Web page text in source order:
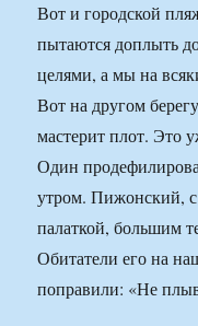
Вот и городской
пытаются доплыть
целями, а мы на
Вот на другом
мастерит плот. Это
Один
утром. Пижонский, с
палаткой, большим
Обитатели его на
поправили: «Не